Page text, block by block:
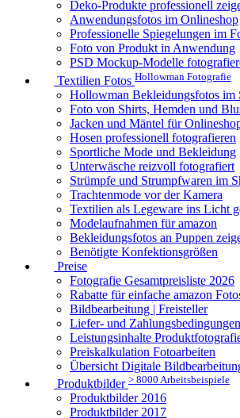
Deko-Produkte professionell
Anwendungsfotos im Onlineshop
Professionelle Spiegelungen im
Foto von Produkt in Anwendung
PSD Mockup-Modelle
Textilien Fotos Hollowman Fotografie
Hollowman Bekleidungsfotos im
Foto von Shirts, Hemden und
Jacken und Mäntel für
Hosen professionell fotografieren
Sportliche Mode und Bekleidung
Unterwäsche reizvoll fotografiert
Strümpfe und Strumpfwaren im
Trachtenmode vor der Kamera
Textilien als Legeware ins Licht
Modelaufnahmen für amazon
Bekleidungsfotos an Puppen
Benötigte Konfektionsgrößen
Preise
Fotografie Gesamtpreisliste 2026
Rabatte für einfache amazon
Bildbearbeitung | Freisteller
Liefer- und Zahlungsbedingungen
Leistungsinhalte
Preiskalkulation Fotoarbeiten
Übersicht Digitale
Produktbilder > 8000 Arbeitsbeispiele
Produktbilder 2016
Produktbilder 2017